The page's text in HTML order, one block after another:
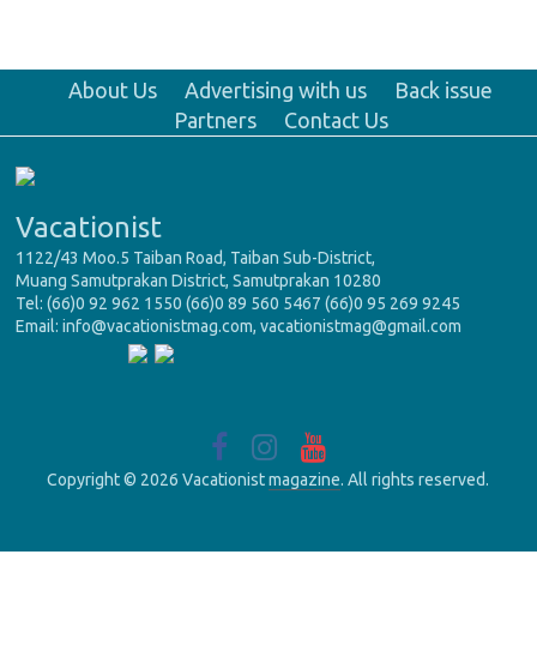
About Us Advertising with us
Back issue
Partners
Contact Us
Vacationist
1122/43 Moo.5 Taiban Road, Taiban Sub-District,
Muang Samutprakan District, Samutprakan 10280
Tel: (66)0 92 962 1550 (66)0 89 560 5467 (66)0 95 269 9245
Email: info@vacationistmag.com, vacationistmag@gmail.com
Copyright © 2026 Vacationistmagazine. All rights reserved.